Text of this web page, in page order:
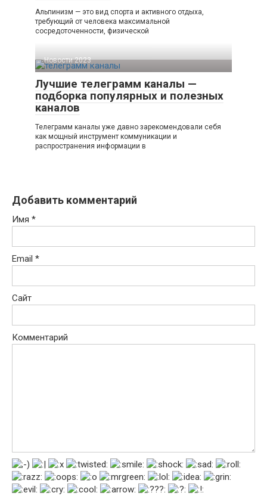
Альпинизм — это вид спорта и активного отдыха,
требующий от человека максимальной
сосредоточенности, физической
Новости 2023
Лучшие телеграмм каналы —
подборка популярных и полезных
каналов
Телеграмм каналы уже давно зарекомендовали себя
как мощный инструмент коммуникации и
распространения информации в
Добавить комментарий
Имя *
Email *
Сайт
Комментарий